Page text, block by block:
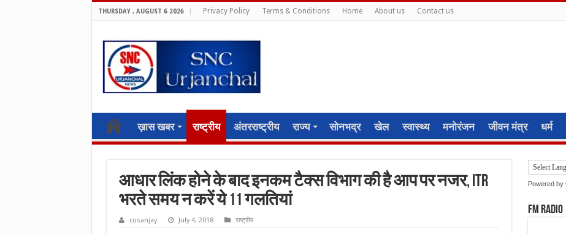
THURSDAY , AUGUST 6 2026 Privacy Policy Terms & Conditions Home About us Contact us
ख़ास खबर राष्ट्रीय अंतरराष्ट्रीय राज्य सोनभद्र खेल स्वास्थ्य मनोरंजन जीवन मंत्र धर्म
आधार लिंक होने के बाद इनकम टैक्स विभाग की है आप पर नजर, ITR
भरते समय न करें ये 11 गलतियां
cusanjay July 4, 2018 राष्ट्रीय
Powered by
FM Radio